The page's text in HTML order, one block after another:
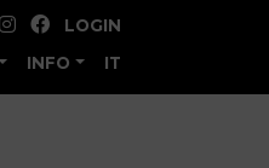
LOGIN
INFO IT